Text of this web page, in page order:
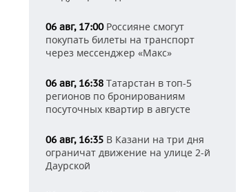
06 авг, 17:00Россияне смогут
покупать билеты на транспорт
через мессенджер «Макс»
06 авг, 16:38 Татарстан в топ-5
регионов по бронированиям
посуточных квартир в августе
06 авг, 16:35 В Казани на три дня
ограничат движение на улице 2-й
Даурской